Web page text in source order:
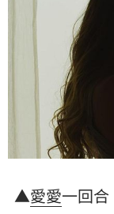
▲愛愛一回